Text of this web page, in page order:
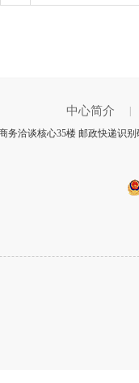
中心简介
洽谈核心35楼 邮政快递识